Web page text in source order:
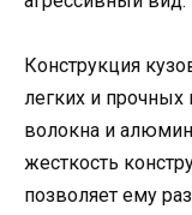
Конструкция
легких и прочных
волокна и
жесткость
позволяет ему